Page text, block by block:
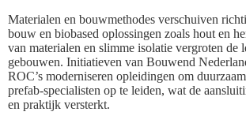
Materialen en bouwmethodes verschuiven
bouw en biobased oplossingen zoals hout en
van materialen en slimme isolatie vergroten de
gebouwen. Initiatieven van Bouwend
ROC’s moderniseren opleidingen om
prefab-specialisten op te leiden, wat de
en praktijk versterkt.